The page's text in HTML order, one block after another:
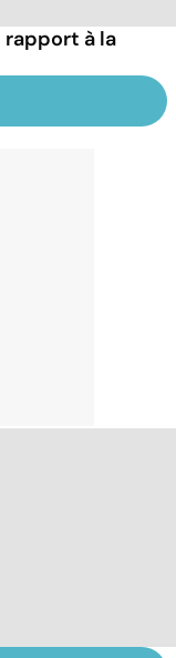
rapport à la